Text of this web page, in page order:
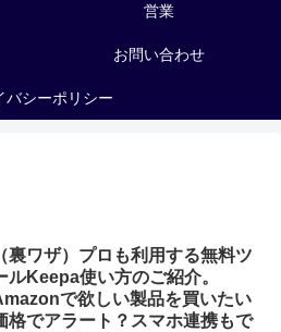
営業
お問い合わせ
バシーポリシー
（裏ワザ）プロも利用する無料ツ
ルKeepa使い方のご紹介。
で欲しい製品を買いたい
格でアラート？スマホ連携もで